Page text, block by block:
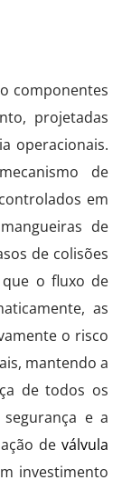
componentes
projetadas
operacionais.
de
em
de
de colisões
o fluxo de
as
o risco
mantendo a
de todos os
e a
de válvula
investimento